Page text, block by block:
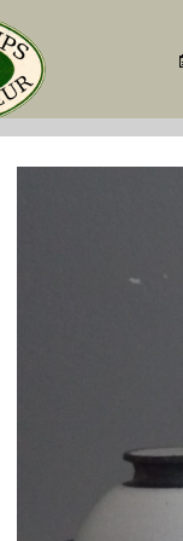
Pots à
Pots pour
Vasques